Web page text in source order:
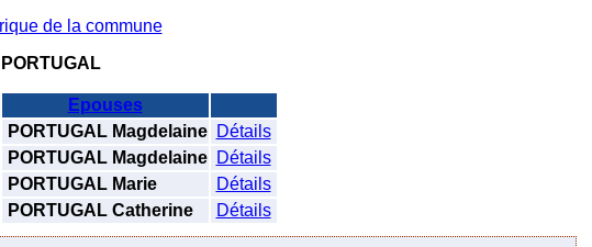
de la commune
PORTUGAL
Epouses
PORTUGAL Magdelaine
Détails
PORTUGAL Magdelaine
Détails
PORTUGAL Marie
Détails
PORTUGAL Catherine Détails